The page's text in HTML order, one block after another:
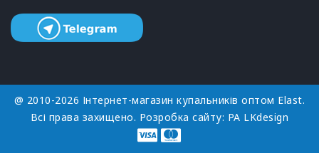
@ 2010-2026 Інтернет-магазин купальників оптом Elast.
Всі права захищено. Розробка сайту: РА LKdesign